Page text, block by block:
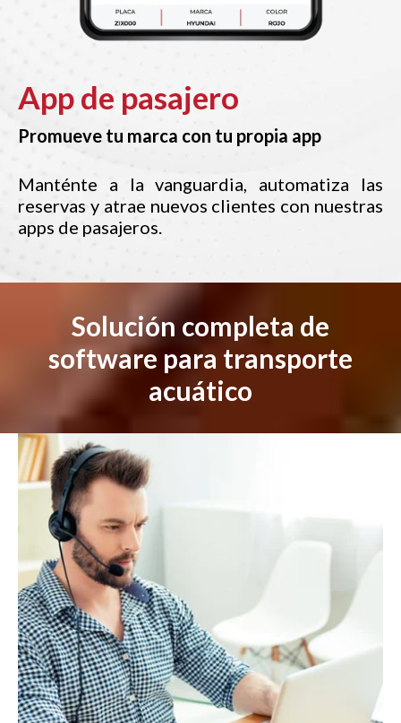
App de pasajero
Promueve tu marca con tu propia app
Manténte a la vanguardia, automatiza las
reservas y atrae nuevos clientes con nuestras
apps de pasajeros.
Solución completa de
software para transporte
acuático